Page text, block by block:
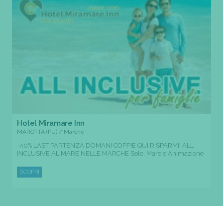
Hotel Miramare Inn
MAROTTA (PU) / Marche
-40% LAST PARTENZA DOMANI COPPIE QUI RISPARMI! ALL
INCLUSIVE AL MARE NELLE MARCHE Sole, Mare e Animazione
SCOPRI